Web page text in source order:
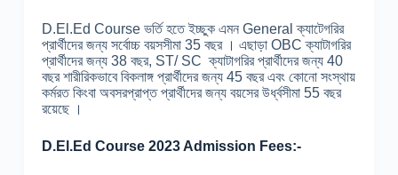
D.El.Ed Course ভর্তি হতে ইচ্ছুক এমন General ক্যাটেগরির
প্রার্থীদের জন্য সর্বোচ্চ বয়সসীমা 35 বছর । এছাড়া OBC ক্যাটাগরির
প্রার্থীদের জন্য 38 বছর, ST/ SC ক্যাটাগরির প্রার্থীদের জন্য 40
বছর শারীরিকভাবে বিকলাঙ্গ প্রার্থীদের জন্য 45 বছর এবং কোনো সংস্থায়
কর্মরত কিংবা অবসরপ্রাপ্ত প্রার্থীদের জন্য বয়সের উর্ধ্বসীমা 55 বছর
রয়েছে ।
D.El.Ed Course 2023 Admission Fees:-